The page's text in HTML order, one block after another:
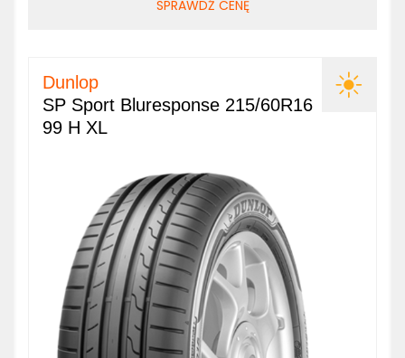
SPRAWDŹ CENĘ
Dunlop
SP Sport Bluresponse 215/60R16
99 H XL